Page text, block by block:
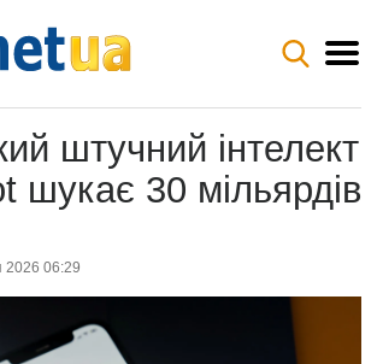
штучний інтелект
шукає 30 мільярдів
2026 06:29